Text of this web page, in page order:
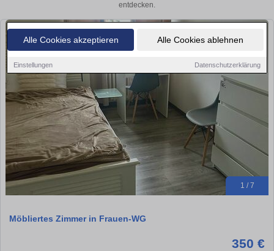
Alle Cookies akzeptieren Alle Cookies ablehnen
Einstellungen Datenschutzerklärung
entdecken.
1 / 7
Möbliertes Zimmer in Frauen-WG
350 €